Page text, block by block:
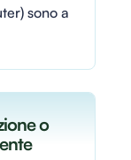
sono a
o